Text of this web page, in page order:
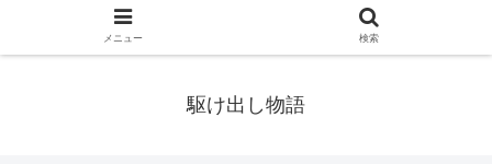
駆け出し物語
メニュー 検索